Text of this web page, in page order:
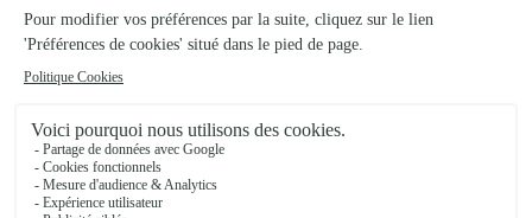
Maison Rose & Rouge
Strasbourg
Voir la boutique